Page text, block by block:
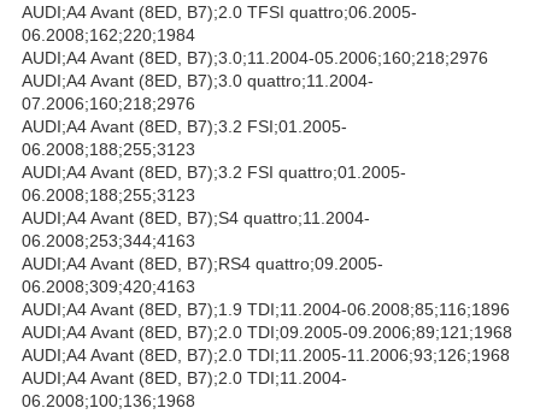
AUDI;A4 Avant (8ED, B7);2.0 TFSI quattro;06.2005-
06.2008;162;220;1984
AUDI;A4 Avant (8ED, B7);3.0;11.2004-05.2006;160;218;2976
AUDI;A4 Avant (8ED, B7);3.0 quattro;11.2004-
07.2006;160;218;2976
AUDI;A4 Avant (8ED, B7);3.2 FSI;01.2005-
06.2008;188;255;3123
AUDI;A4 Avant (8ED, B7);3.2 FSI quattro;01.2005-
06.2008;188;255;3123
AUDI;A4 Avant (8ED, B7);S4 quattro;11.2004-
06.2008;253;344;4163
AUDI;A4 Avant (8ED, B7);RS4 quattro;09.2005-
06.2008;309;420;4163
AUDI;A4 Avant (8ED, B7);1.9 TDI;11.2004-06.2008;85;116;1896
AUDI;A4 Avant (8ED, B7);2.0 TDI;09.2005-09.2006;89;121;1968
AUDI;A4 Avant (8ED, B7);2.0 TDI;11.2005-11.2006;93;126;1968
AUDI;A4 Avant (8ED, B7);2.0 TDI;11.2004-
06.2008;100;136;1968